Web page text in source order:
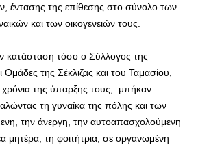
έντασης της επίθεσης στο σύνολο των
και των οικογενειών τους.
κατάσταση τόσο ο Σύλλογος της
Ομάδες της Σέκλιζας και του Ταμασίου,
της ύπαρξης τους, μπήκαν
τη γυναίκα της πόλης και των
την άνεργη, την αυτοαπασχολούμενη
μητέρα, τη φοιτήτρια, σε οργανωμένη